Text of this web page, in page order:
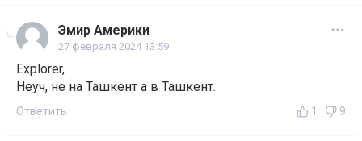
Эмир Америки
27 февраля 2024 13:59
Explorer,
Неуч, не на Ташкент а в Ташкент.
Ответить 1 9